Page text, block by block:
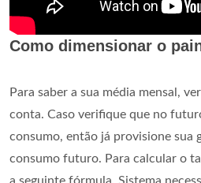
Como dimensionar o
Para saber a sua média mensal,
conta. Caso verifique que no
consumo, então já provisione sua
consumo futuro. Para calcular o